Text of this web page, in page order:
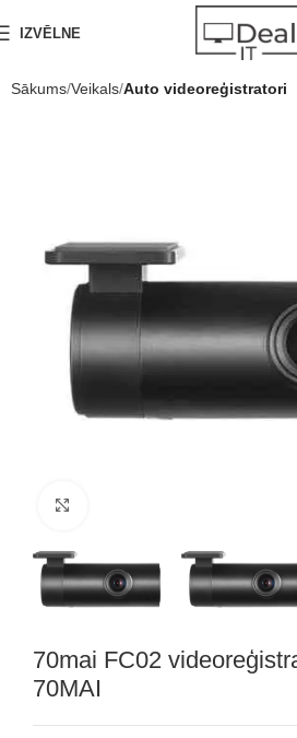
IZVĒLNE
Sākums Veikals Auto videoreģistratori
70mai FC02
70MAI